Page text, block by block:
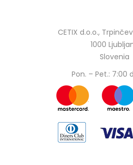
CETIX d.o.o.,
1000
Slovenia
Pon. – Pet.: 7:00